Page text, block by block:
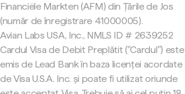
Financiële Markten (AFM) din Țările de Jos
(număr de înregistrare 41000005).
Avian Labs USA, Inc., NMLS ID # 2639252
Cardul Visa de Debit Preplătit ("Cardul") este
emis de Lead Bank în baza licenței acordate
de Visa U.S.A. Inc. și poate fi utilizat oriunde